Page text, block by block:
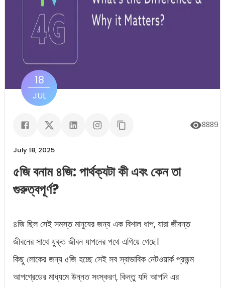
18
JUL
8889
July 18, 2025
৫জি বনাম ৪জি: পার্থক্যটা কী এবং কেন তা
গুরুত্বপূর্ণ?
৪জি ছিল সেই সমস্ত মানুষের জন্য এক বিশাল ধাপ, যারা জীবন্ত
জীবনের সাথে যুক্ত জীবন যাপনের পথে এগিয়ে গেছে।
কিছু লোকের জন্য ৫জি হচ্ছে সেই সব স্বাভাবিক নেটওয়ার্ক প্রজন্ম
আপগ্রেডের মাধ্যমে উন্নত সংস্করণ, কিন্তু যদি আপনি এর